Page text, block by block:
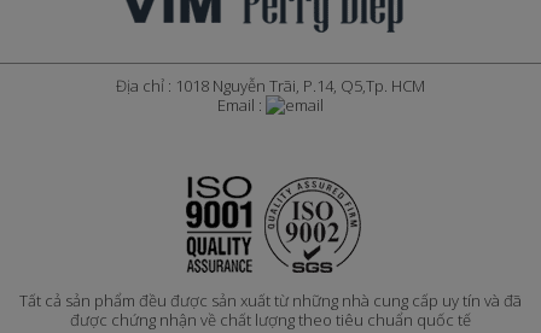
Địa chỉ : 1018 Nguyễn Trãi, P.14, Q5,Tp. HCM
Email :
Tất cả sản phẩm đều được sản xuất từ những nhà cung cấp uy tín và đã
được chứng nhận về chất lượng theo tiêu chuẩn quốc tế